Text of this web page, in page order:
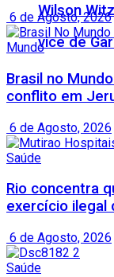
Wilson
vice de
6 de Agosto, 2026
Mundo
Brasil no
conflito em
6 de Agosto, 2026
Saúde
Rio concentra
exercício ilegal
6 de Agosto, 2026
Saúde